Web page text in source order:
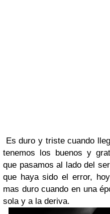
Es duro y triste cuando
tenemos los buenos y
que pasamos al lado del
que haya sido el error,
mas duro cuando en una
sola y a la deriva.